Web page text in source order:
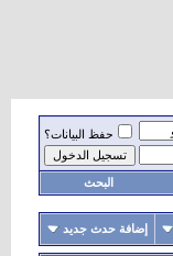
حفظ البيانات؟
البحث
إضافة حدث جديد